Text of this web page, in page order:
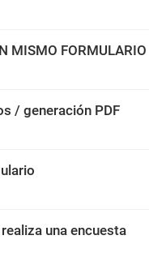
MISMO FORMULARIO
/ generación PDF
una encuesta